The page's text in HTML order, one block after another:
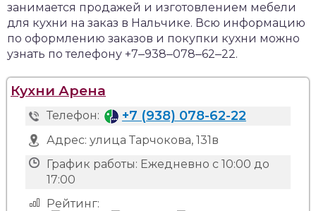
занимается продажей и изготовлением мебели
для кухни на заказ в Нальчике. Всю информацию
по оформлению заказов и покупки кухни можно
узнать по телефону +7‒938‒078‒62‒22.
Кухни Арена
Телефон: +7 (938) 078-62-22
Адрес: улица Тарчокова, 131в
График работы: Ежедневно с 10:00 до
17:00
Рейтинг: